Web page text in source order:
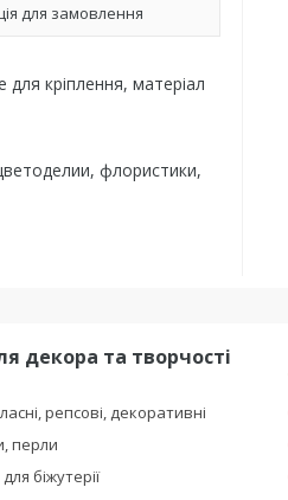
для замовлення
для кріплення, матеріал
флористики,
декора та творчості
репсові, декоративні
перли
біжутерії